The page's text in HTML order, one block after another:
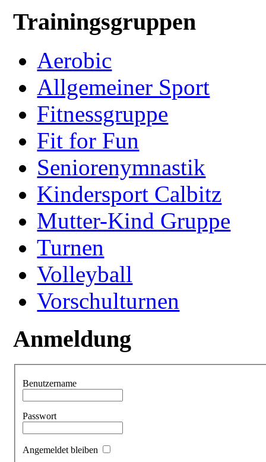
Trainingsgruppen
Aerobic
Allgemeiner Sport
Fitnessgruppe
Fit for Fun
Seniorenymnastik
Kindersport Calbitz
Mutter-Kind Gruppe
Turnen
Volleyball
Vorschulturnen
Anmeldung
Benutzername
Passwort
Angemeldet bleiben